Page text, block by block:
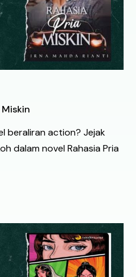
beraliran action? Jejak
dalam novel Rahasia Pria